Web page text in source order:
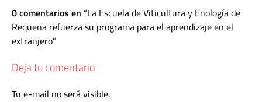
0 comentarios en La Escuela de Viticultura y Enología de
Requena refuerza su programa para el aprendizaje en el
extranjero
Deja tu comentario
Tu e-mail no será visible.